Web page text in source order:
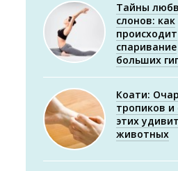
Тайны
слонов: как
происходит
спаривание
больших
Коати:
тропиков
этих
животных